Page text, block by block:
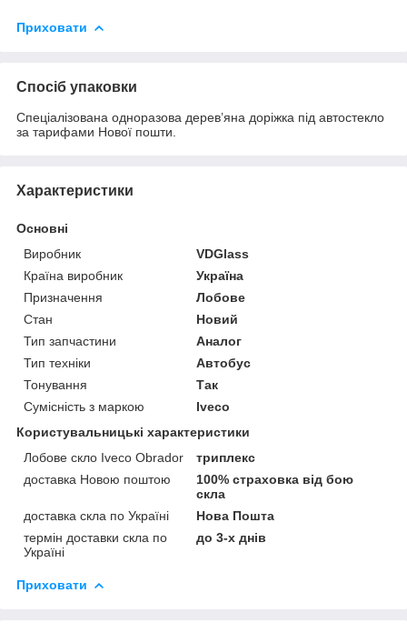
Приховати
Спосіб упаковки
Спеціалізована одноразова дерев’яна доріжка під автостекло
за тарифами Нової пошти.
Характеристики
Основні
Виробник
VDGlass
Країна виробник
Україна
Призначення
Лобове
Стан
Новий
Тип запчастини
Аналог
Тип техніки
Автобус
Тонування
Так
Сумісність з маркою
Iveco
Користувальницькі характеристики
Лобове скло Iveco Obrador
триплекс
доставка Новою поштою
100% страховка від бою
скла
доставка скла по Україні
Нова Пошта
термін доставки скла по
Україні
до 3-х днів
Приховати